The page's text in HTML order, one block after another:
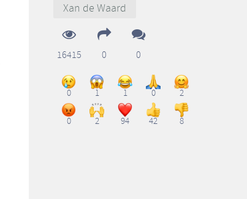
Xan de Waard
16415 0 0
0 1 1 0 2
0 2 94 42 8